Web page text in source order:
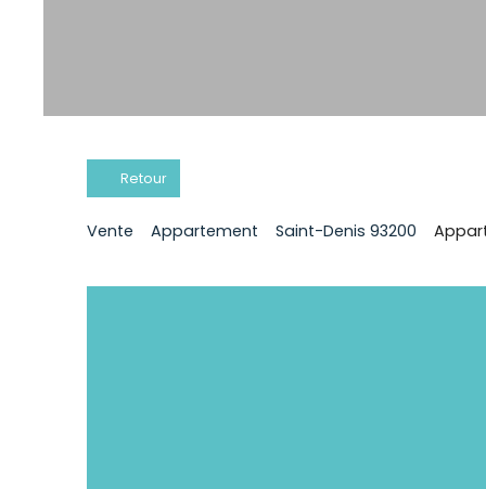
Retour
Vente Appartement Saint-Denis 93200